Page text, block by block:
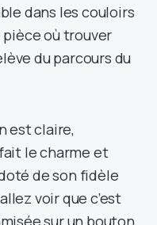
dans les couloirs
où trouver
du parcours du
est claire,
le charme et
de son fidèle
voir que c’est
sur un bouton